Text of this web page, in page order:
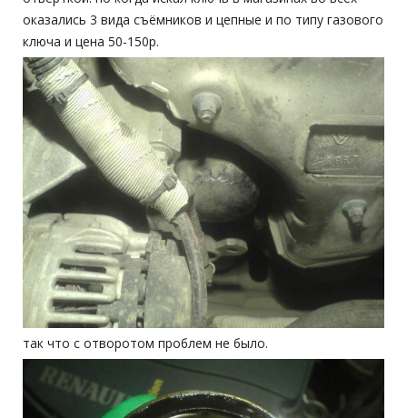
оказались 3 вида съёмников и цепные и по типу газового
ключа и цена 50-150р.
так что с отворотом проблем не было.